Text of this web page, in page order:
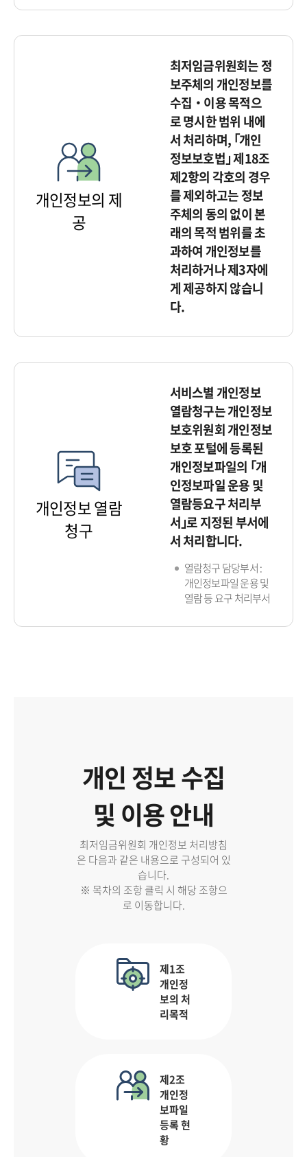
개인정보의 제
공
최저임금위원회는 정
보주체의 개인정보를
수집‧이용 목적으
로 명시한 범위 내에
서 처리하며, ｢개인
정보보호법｣ 제18조
제2항의 각호의 경우
를 제외하고는 정보
주체의 동의 없이 본
래의 목적 범위를 초
과하여 개인정보를
처리하거나 제3자에
게 제공하지 않습니
다.
개인정보 열람
청구
서비스별 개인정보
열람청구는 개인정보
보호위원회 개인정보
보호 포털에 등록된
개인정보파일의 ｢개
인정보파일 운용 및
열람등요구 처리부
서｣로 지정된 부서에
서 처리합니다.
열람청구 담당부서 :
개인정보파일 운용 및
열람 등 요구 처리부서
개인 정보 수집
및 이용 안내
최저임금위원회 개인정보 처리방침
은 다음과 같은 내용으로 구성되어 있
습니다.
※ 목차의 조항 클릭 시 해당 조항으
로 이동합니다.
제1조
개인정
보의 처
리목적
제2조
개인정
보파일
등록 현
황